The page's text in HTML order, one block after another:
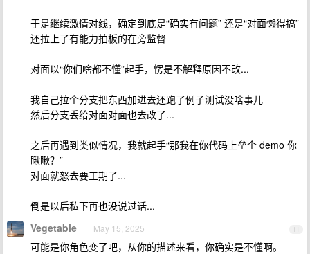
于是继续激情对线，确定到底是“确实有问题” 还是“对面懒得搞”
还拉上了有能力拍板的在旁监督
对面以“你们啥都不懂”起手，愣是不解释原因不改...
我自己拉个分支把东西加进去还跑了例子测试没啥事儿
然后分支丢给对面对面也去改了...
之后再遇到类似情况，我就起手“那我在你代码上垒个 demo 你
瞅瞅？”
对面就怒去要工期了...
倒是以后私下再也没说过话...
11
Vegetable May 15, 2025
可能是你角色变了吧，从你的描述来看，你确实是不懂啊。